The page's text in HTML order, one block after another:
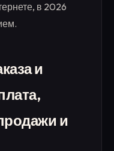
в 2026
и
и